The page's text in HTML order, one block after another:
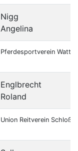
Nigg
Angelina
Pferdesportverein
Englbrecht
Roland
Union Reitverein Schloß